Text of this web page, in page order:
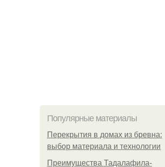
Популярные материалы
Перекрытия в домах из бревна:
выбор материала и технологии
Преимущества Тадалафила-